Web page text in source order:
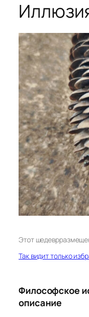
Этот шедевр
Так видит только
Философское
описание